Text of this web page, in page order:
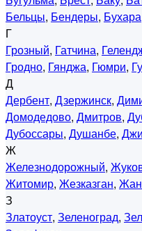
Бельцы, Бендеры, Бухара
Г
Грозный, Гатчина,
Гродно, Гянджа, Гюмри,
Д
Дербент, Дзержинск,
Домодедово, Дмитров,
Дубоссары, Душанбе,
Ж
Железнодорожный,
Житомир, Жезказган,
З
Златоуст, Зеленоград,